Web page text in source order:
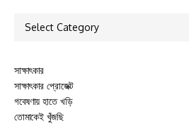
সাক্ষাৎকার
সাক্ষাৎকার প্রোজেক্ট
গবেষণায় হাতে খড়ি
তোমাকেই খুঁজছি